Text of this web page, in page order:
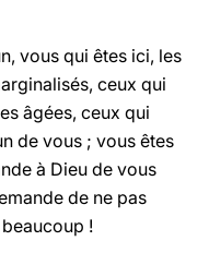
vous qui êtes ici, les
ceux qui
âgées, ceux qui
de vous ; vous êtes
à Dieu de vous
de ne pas
!